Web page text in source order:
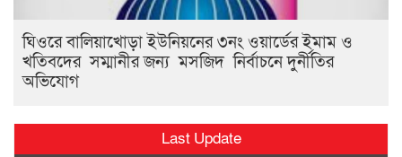
ঘিওরে বালিয়াখোড়া ইউনিয়নের ৩নং ওয়ার্ডের ইমাম ও
খতিবদের সম্মানীর জন্য মসজিদ নির্বাচনে দুর্নীতির
অভিযোগ
Last Update